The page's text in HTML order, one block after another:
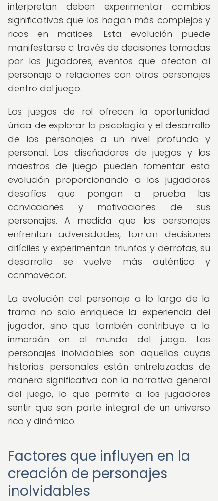
interpretan deben experimentar cambios
significativos que los hagan más complejos y
ricos en matices. Esta evolución puede
manifestarse a través de decisiones tomadas
por los jugadores, eventos que afectan al
personaje o relaciones con otros personajes
dentro del juego.
Los juegos de rol ofrecen la oportunidad
única de explorar la psicología y el desarrollo
de los personajes a un nivel profundo y
personal. Los diseñadores de juegos y los
maestros de juego pueden fomentar esta
evolución proporcionando a los jugadores
desafíos que pongan a prueba las
convicciones y motivaciones de sus
personajes. A medida que los personajes
enfrentan adversidades, toman decisiones
difíciles y experimentan triunfos y derrotas, su
desarrollo se vuelve más auténtico y
conmovedor.
La evolución del personaje a lo largo de la
trama no solo enriquece la experiencia del
jugador, sino que también contribuye a la
inmersión en el mundo del juego. Los
personajes inolvidables son aquellos cuyas
historias personales están entrelazadas de
manera significativa con la narrativa general
del juego, lo que permite a los jugadores
sentir que son parte integral de un universo
rico y dinámico.
Factores que influyen en la
creación de personajes
inolvidables